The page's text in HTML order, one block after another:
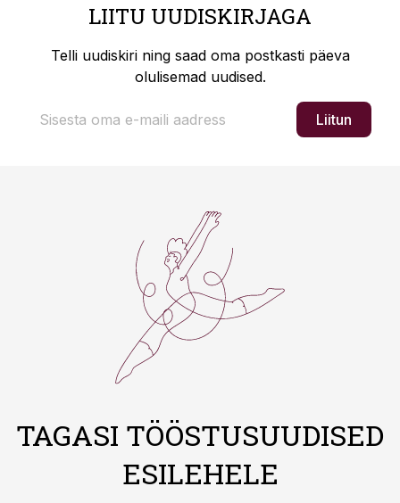
LIITU UUDISKIRJAGA
Telli uudiskiri ning saad oma postkasti päeva
olulisemad uudised.
Liitun
TAGASI TÖÖSTUSUUDISED
ESILEHELE